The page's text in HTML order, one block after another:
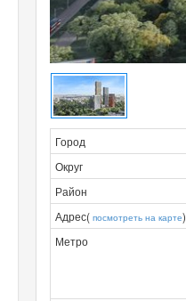
Город
Округ
Район
Адрес( посмотреть на карте)
Метро